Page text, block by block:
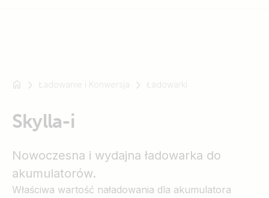
SmartSolar
Multiplus-
Orion
XS
SmartShunt
Ładowanie i Konwersja Ładowarki
Skylla-i
Nowoczesna i wydajna ładowarka do
akumulatorów.
Właściwa wartość naładowania dla akumulatora